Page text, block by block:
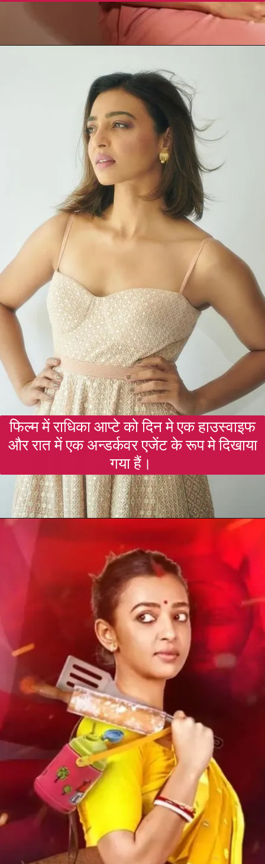
फिल्म में राधिका आप्टे को दिन मे एक हाउस्वाइफ
और रात में एक अन्डर्कवर एजेंट के रूप मे दिखाया
गया हैं।